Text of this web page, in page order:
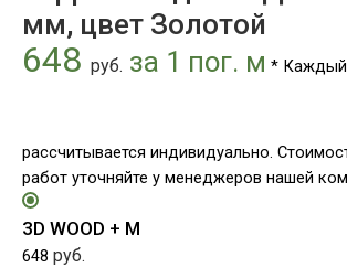
мм, цвет Золотой
648 руб. за 1 пог. м * Каждый
рассчитывается индивидуально.
работ уточняйте у менеджеров нашей
3D WOOD + М
648 руб.
Золотой